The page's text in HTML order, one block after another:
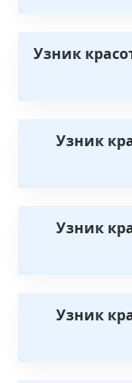
Узник
Узник
Узник
Узник